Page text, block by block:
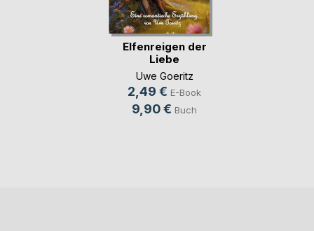
Elfenreigen der
Liebe
Uwe Goeritz
2,49 € E-Book
9,90 € Buch